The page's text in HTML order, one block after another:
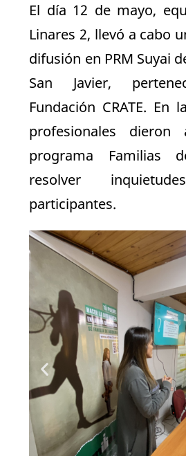
El día 12 de mayo,
Linares 2, llevó a cabo
difusión en PRM Suyai
San Javier,
Fundación CRATE. En
profesionales
programa Familias
resolver
participantes.